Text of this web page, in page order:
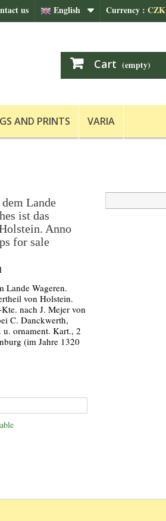
Currency : CZK
English
us
Cart (empty)
AND PRINTS VARIA
Lande
ist das
Anno
for sale
Lande Wageren.
von Holstein.
nach J. Mejer von
C. Danckwerth,
ornament. Kart., 2
(im Jahre 1320